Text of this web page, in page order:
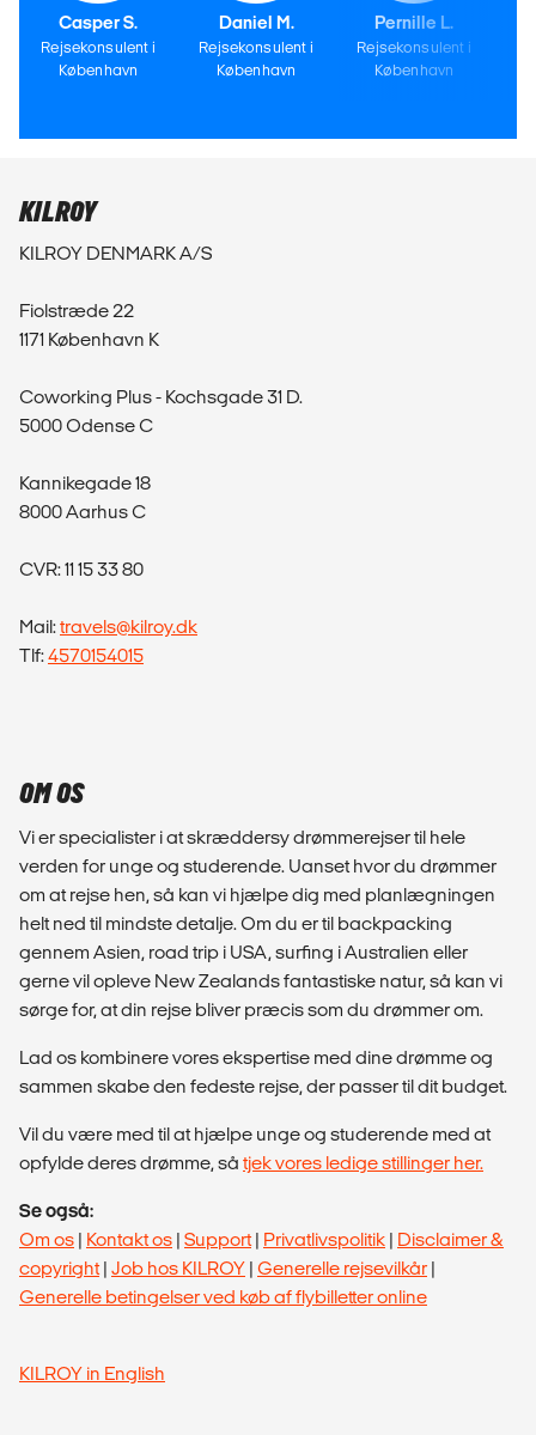
Casper S.
Rejsekonsulent i
København
Daniel M.
Rejsekonsulent i
København
Pernille L.
Rejsekonsulent i
København
KILROY
KILROY DENMARK A/S
Fiolstræde 22
1171 København K
Coworking Plus - Kochsgade 31 D.
5000 Odense C
Kannikegade 18
8000 Aarhus C
CVR: 11 15 33 80
Mail:travels@kilroy.dk
Tlf:4570154015
OM OS
Vi er specialister i at skræddersy drømmerejser til hele
verden for unge og studerende. Uanset hvor du drømmer
om at rejse hen, så kan vi hjælpe dig med planlægningen
helt ned til mindste detalje. Om du er til backpacking
gennem Asien, road trip i USA, surfing i Australien eller
gerne vil opleve New Zealands fantastiske natur, så kan vi
sørge for, at din rejse bliver præcis som du drømmer om.
Lad os kombinere vores ekspertise med dine drømme og
sammen skabe den fedeste rejse, der passer til dit budget.
Vil du være med til at hjælpe unge og studerende med at
opfylde deres drømme, så tjek vores ledige stillinger her.
Se også:
Om os | Kontakt os | Support| Privatlivspolitik | Disclaimer &
copyright| Job hos KILROY | Generelle rejsevilkår |
Generelle betingelser ved køb af flybilletter online
KILROY in English